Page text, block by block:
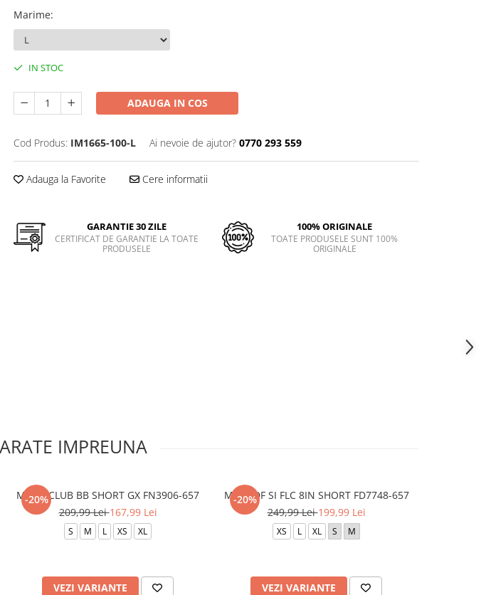
Marime:
IN STOC
ADAUGA IN COS
Cod Produs: IM1665-100-L Ai nevoie de ajutor? 0770 293 559
Adauga la Favorite Cere informatii
GARANTIE 30 ZILE
CERTIFICAT DE GARANTIE LA TOATE
PRODUSELE
100% ORIGINALE
TOATE PRODUSELE SUNT 100%
ORIGINALE
IMPREUNA
-20%
M N K CLUB BB SHORT GX FN3906-657
209,99 Lei167,99 Lei
S M L XS XL
VEZI VARIANTE
-20%
M NK DF SI FLC 8IN SHORT FD7748-657
249,99 Lei199,99 Lei
XS L XL S M
VEZI VARIANTE